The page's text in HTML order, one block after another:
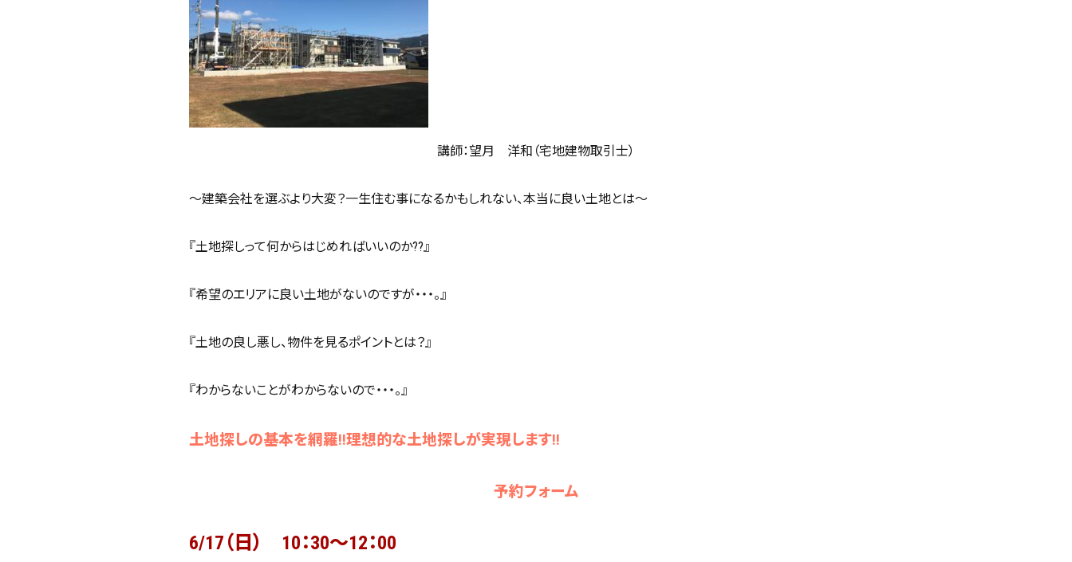
講師：望月 洋和（宅地建物取引士）
～建築会社を選ぶより大変？一生住む事になるかもしれない、本当に良い土地とは～
『土地探しって何からはじめればいいのか??』
『希望のエリアに良い土地がないのですが・・・。』
『土地の良し悪し、物件を見るポイントとは？』
『わからないことがわからないので・・・。』
土地探しの基本を網羅!!理想的な土地探しが実現します!!
予約フォーム
6/17（日） 10：30～12：00